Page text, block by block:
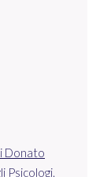
Donato
Psicologi.